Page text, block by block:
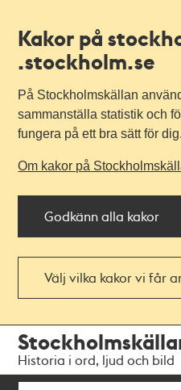
Kakor på
.stockholm.se
På Stockholmskällan
sammanställa statistik och
fungera på ett bra sätt för dig.
Om kakor på
Godkänn alla kakor
Välj vilka kakor vi får
navigationen
huvudinnehållet
Historia i ord, ljud och bild
Sök